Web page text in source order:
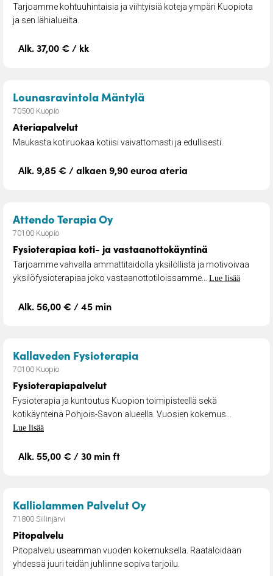
Tarjoamme kohtuuhintaisia ja viihtyisiä koteja ympäri Kuopiota
ja sen lähialueilta.
Alk. 37,00 € / kk
Lounasravintola Mäntylä– Ateriapalvelut
70500 Kuopio
Ateriapalvelut
Maukasta kotiruokaa kotiisi vaivattomasti ja edullisesti.
Alk. 9,85 € / alkaen 9,90 euroa ateria
Attendo Terapia Oy– Fysioterapiaa koti- ja
70100 Kuopio
Fysioterapiaa koti- ja vastaanottokäyntinä
Tarjoamme vahvalla ammattitaidolla yksilöllistä ja motivoivaa
yksilöfysioterapiaa joko vastaanottotiloissamme... Lue lisää
Alk. 56,00 € / 45 min
Kallaveden Fysioterapia– Fysioterapiapalvelut
70100 Kuopio
Fysioterapiapalvelut
Fysioterapia ja kuntoutus Kuopion toimipisteellä sekä
kotikäynteinä Pohjois-Savon alueella. Vuosien kokemus...
Lue lisää
Alk. 55,00 € / 30 min ft
Kalliolammen Palvelut Oy– Pitopalvelu
71800 Siilinjärvi
Pitopalvelu
Pitopalvelu useamman vuoden kokemuksella. Räätälöidään
yhdessä juuri teidän juhliinne sopiva tarjoilu.